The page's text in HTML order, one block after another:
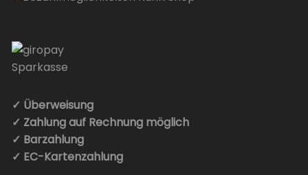
✓ Überweisung
✓ Zahlung auf Rechnung möglich
✓ Barzahlung
✓ EC-Kartenzahlung